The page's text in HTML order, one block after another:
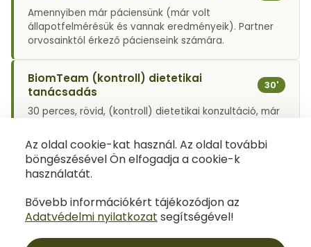
Amennyiben már páciensünk (már volt
állapotfelmérésük és vannak eredményeik). Partner
orvosainktól érkező pácienseink számára.
BiomTeam (kontroll) dietetikai
tanácsadás
30'
30 perces, rövid, (kontroll) dietetikai konzultáció, már
hónapon belül foglalható.
Dr. Schwab Richárdhoz
Időpontfoglalás kezdése
Az oldal cookie-kat használ. Az oldal további
böngészésével Ön elfogadja a cookie-k
használatát.
Bővebb információkért tájékozódjon az
Adatvédelmi nyilatkozat segítségével!